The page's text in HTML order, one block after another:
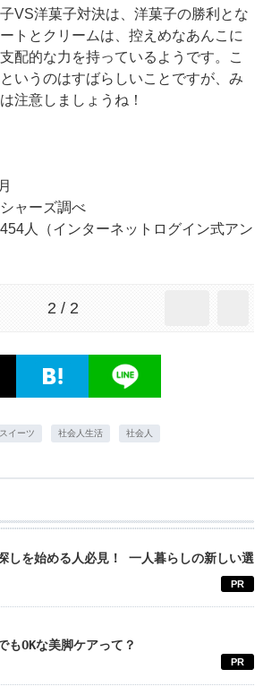
VS洋菓子対決は、洋菓子の勝利とな
トとクリームは、控えめなあんこに
配的な力を持っているようです。こ
いうのはすばらしいことですが、み
注意しましょうね！
ャーズ調べ
人（インターネットログイン式アン
2 / 2
スイーツ 社会人生活 社会人
しを始める人必見！ 一人暮らしの新しい選
PR
もOKな美脚ケアって？
PR